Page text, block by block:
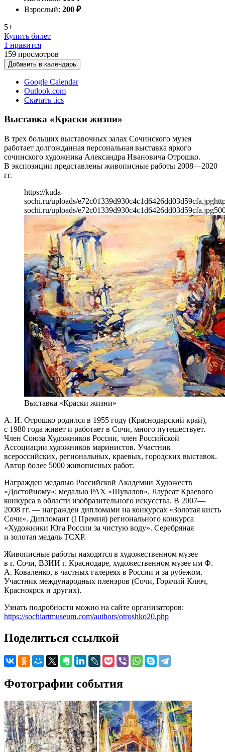
Взрослый: 200 ₽
5+
Купить билет
1 нравится
159 просмотров
Добавить в календарь
Google Calendar
Outlook.com
Скачать .ics
Выставка «Краски жизни»
В трех больших выставочных залах Сочинского музея
работает долгожданная персональная выставка яркого
сочинского художника Александра Ивановича Отрошко.
В экспозиции представлены живописные работы 2008—2020
гг.
https://kuda-
sochi.ru/uploads/e72c01339d930c4c1d6426dd03d59cfa.jpg
sochi.ru/uploads/e72c01339d930c4c1d6426dd03d59cfa.jpg
Выставка «Краски жизни»
А. И. Отрошко родился в 1955 году (Краснодарский край),
с 1980 года живет и работает в Сочи, много путешествует.
Член Союза Художников России, член Российской
Ассоциации художников маринистов. Участник
всероссийских, региональных, краевых, городских выставок.
Автор более 5000 живописных работ.
Награжден медалью Российской Академии Художеств
«Достойному»; медалью РАХ «Шувалов». Лауреат Краевого
конкурса в области изобразительного искусства. В 2007—
2008 гг. — награжден дипломами на конкурсах «Золотая кисть
Сочи». Дипломант (I Премия) регионального конкурса
«Художники Юга России за чистую воду». Серебряная
и золотая медаль ТСХР.
Живописные работы находятся в художественном музее
в г. Сочи, ВЗИИ г. Краснодаре, художественном музее им Ф.
А. Коваленко, в частных галереях в России и за рубежом.
Участник международных пленэров (Сочи, Горячий Ключ,
Красноярск и других).
Узнать подробности можно на сайте организаторов:
https://sochiartmuseum.com/authors/otroshko20.php
Поделиться ссылкой
Фотографии события